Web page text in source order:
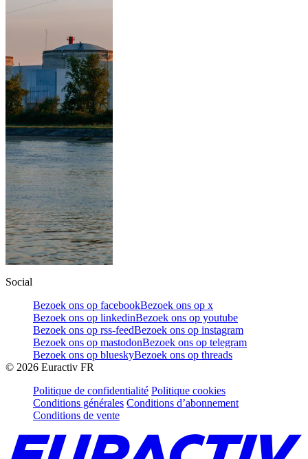
Social
Bezoek ons op facebookBezoek ons op x
Bezoek ons op linkedinBezoek ons op youtube
Bezoek ons op rss-feedBezoek ons op instagram
Bezoek ons op mastodonBezoek ons op telegram
Bezoek ons op blueskyBezoek ons op threads
© 2026 Euractiv FR
Politique de confidentialité Politique cookies
Conditions générales Conditions d’abonnement
Conditions de vente